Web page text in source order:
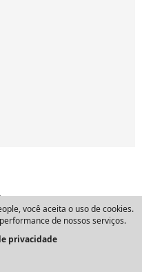
Aurelio Arteta, filósofo
merece respeito é a
muita frequência apesar
você aceita o uso de cookies.
de nossos serviços.
privacidade